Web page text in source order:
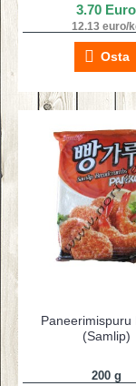
3.70 Euro
12.13 euro/
Osta
Paneerimispuru
(Samlip)
200 g